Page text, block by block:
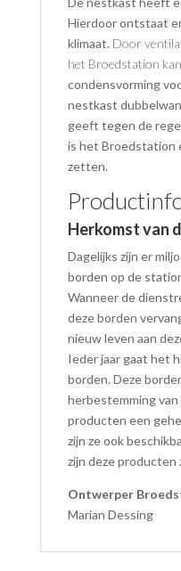
Hierdoor ontstaat
klimaat. Door
het Broedstation
condensvorming
nestkast
geeft tegen de
is het Broedstation
zetten.
Herkomst van
Dagelijks zijn er
borden op de
Wanneer de
deze borden
nieuw leven aan
Ieder jaar gaat het
borden. Deze
herbestemming van
producten een
zijn ze ook
zijn deze producten
Ontwerper
Marian Dessing